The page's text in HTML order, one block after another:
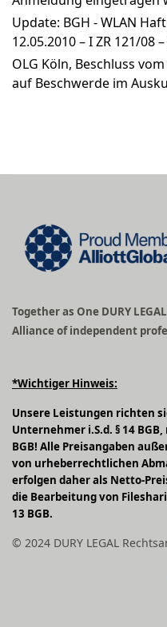
Update: BGH - WLAN
12.05.2010 – I ZR 121/08
OLG Köln, Beschluss
auf Beschwerde im
Together as One DURY
Alliance of independent
*Wichtiger Hinweis:
Unsere Leistungen richten
Unternehmer i.S.d. § 14
BGB! Alle Preisangaben
von urheberrechtlichen
erfolgen daher als Netto-
die Bearbeitung von
13 BGB.
© 2024 DURY LEGAL